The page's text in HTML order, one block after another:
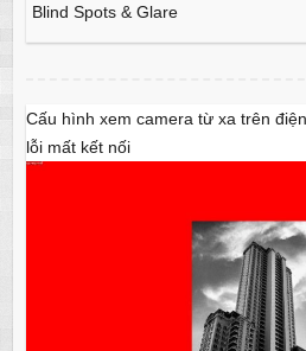
Blind Spots & Glare
Cấu hình xem camera từ xa trên
lỗi mất kết nối